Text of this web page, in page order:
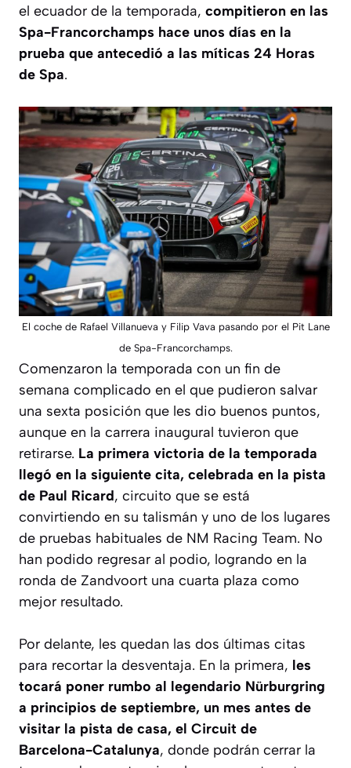
el ecuador de la temporada, compitieron en las
Spa-Francorchamps hace unos días en la
prueba que antecedió a las míticas 24 Horas
de Spa.
El coche de Rafael Villanueva y Filip Vava pasando por el Pit Lane
de Spa-Francorchamps.
Comenzaron la temporada con un fin de
semana complicado en el que pudieron salvar
una sexta posición que les dio buenos puntos,
aunque en la carrera inaugural tuvieron que
retirarse. La primera victoria de la temporada
llegó en la siguiente cita, celebrada en la pista
de Paul Ricard, circuito que se está
convirtiendo en su talismán y uno de los lugares
de pruebas habituales de NM Racing Team. No
han podido regresar al podio, logrando en la
ronda de Zandvoort una cuarta plaza como
mejor resultado.
Por delante, les quedan las dos últimas citas
para recortar la desventaja. En la primera, les
tocará poner rumbo al legendario Nürburgring
a principios de septiembre, un mes antes de
visitar la pista de casa, el Circuit de
Barcelona-Catalunya, donde podrán cerrar la